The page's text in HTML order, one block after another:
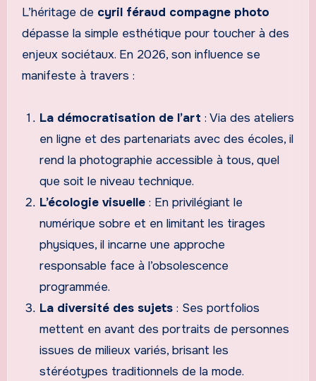
L’héritage de cyril féraud compagne photo
dépasse la simple esthétique pour toucher à des
enjeux sociétaux. En 2026, son influence se
manifeste à travers :
La démocratisation de l’art : Via des ateliers
en ligne et des partenariats avec des écoles, il
rend la photographie accessible à tous, quel
que soit le niveau technique.
L’écologie visuelle : En privilégiant le
numérique sobre et en limitant les tirages
physiques, il incarne une approche
responsable face à l’obsolescence
programmée.
La diversité des sujets : Ses portfolios
mettent en avant des portraits de personnes
issues de milieux variés, brisant les
stéréotypes traditionnels de la mode.